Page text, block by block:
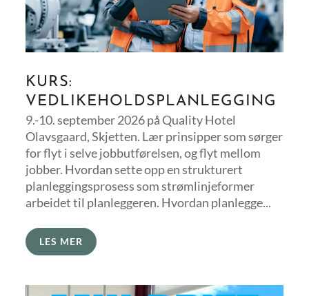
KURS:
VEDLIKEHOLDSPLANLEGGING
9.-10. september 2026 på Quality Hotel
Olavsgaard, Skjetten. Lær prinsipper som sørger
for flyt i selve jobbutførelsen, og flyt mellom
jobber. Hvordan sette opp en strukturert
planleggingsprosess som strømlinjeformer
arbeidet til planleggeren. Hvordan planlegge...
LES MER